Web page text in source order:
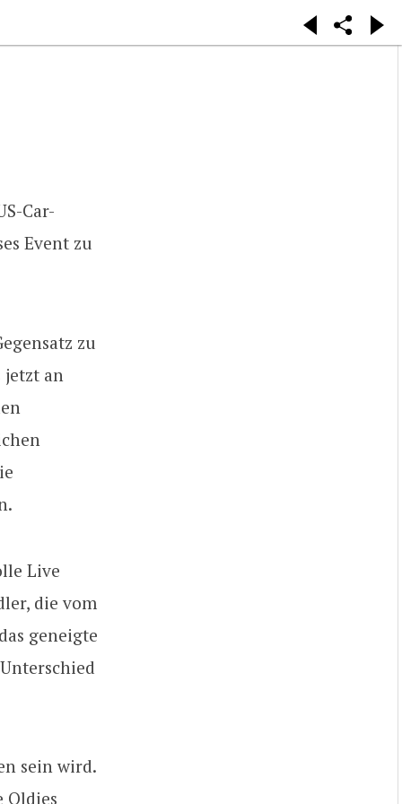
Car-
Event zu
zu
jetzt an
Live
die vom
geneigte
sein wird.
Oldies